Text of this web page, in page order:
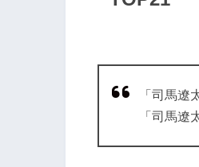
「司馬
「司馬遼